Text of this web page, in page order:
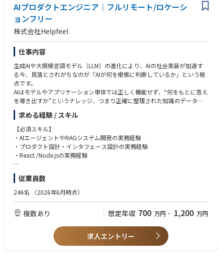
ンジニアは開発に専念できる環境です。
■ドキュメント整備のエンジニア文化形成
・まだ歴史の浅いプロダクトだからこそドキュメントが大事。
・開発の区切りごとにドキュメントを整備する時間を取るようにしていま
す。
▍技術スタック
・バックエンド：Ruby on Rails
・フロントエンド：React, Typescript
・インフラ：AWS, Terraform, Docker等
・その他：GitHub, GitLab, Slack, asana等
※ 新規プロダクト開発も計画しており、そこではこれから技術選定しま
す。
※ 上記の技術スタック全てに精通している必要はありません。
▍やりがい・魅力
◆建設業界の課題を解決し、エンジニアとしても技術力を高めながら成長
できるポジションです！
建設業界にはさまざまな課題があり、それらを解決するためには高度な技
術力が必要です。エンジニアリングマネージャーとして、これまでの経験
を活かしてお客様のニーズに合ったプロダクトを提供することで、業界全
体の問題解決に貢献できます。特に、日本有数の大企業の課題に挑戦でき
ることは、やりがいを感じる大きなポイントです！自身の技術力を活か
し、社会にインパクトを与える仕事ができるため、挑戦しがいのあるポジ
データ収集を行うため、社内・社外のユーザーとの対話を通じて要件を設
計し、信頼のある形でデータを収集する仕組みを作るデータエンジニア業
務をお任せします。
【業務内容】
・データ基盤のアーキテクチャ設計・構築・運用
・Terraform/IaCによるインフラの構成管理
・Cloud Composer（Apache Airflow）によるデータパイプラインのオー
ケストレーション設計・運用
・データパイプラインの信頼性・可観測性の向上
・データ基盤のセキュリティ・アクセス管理
・アナリティクスエンジニアと連携したデータモデリング基盤の整備
・CI/CDパイプラインの構築・改善
・データ収集の実装、エラー対応
【プロダクトの技術要素】
・フロントエンド：React, JavaScript/TypeScript
・バックエンド：Node.js, JavaScript/TypeScript, Python
・インフラ：Heroku, Google Cloud Platform, MongoDB Atlas
・開発支援：ESLint, Renovate
【データエンジニアリング環境の技術要素】
・BI：Looker Studio, Tableau
・Transform Layer：dbt, MetricFlow
・DWH: Google BigQuery
ongoDB Atlas, Google Cloud Logging
・タスク管理：GitHub Projects, GitHubのIssue
AIプロダクトエンジニア｜フルリモート/ロケーシ
ョンフリー
株式会社Helpfeel
仕事内容
生成AIや大規模言語モデル（LLM）の進化により、AIの社会実装が加速す
る今、見落とされがちなのが「AIが何を根拠に判断しているか」という視
点です。
AIはモデルやアプリケーション単体では正しく機能せず、“何をもとに答え
を導き出すか”というナレッジ、つまり正確に整理された知識のデータ基
盤が不可欠です。
Helpfeelは、この「AIナレッジデータ」を支えるAIナレッジ基盤（AIナレッ
ジデータプラットフォーム）を展開するSaaS企業です。企業や自治体、医
療機関、教育機関など企業や組織のAI活用を支える“情報インフラ”構築支
援するプロダクトの開発・提供しています。
テムを開発した弊社テクニカルフェロー・増井俊之が発明した「意図予測
検索」技術（特許取得済）をコアにしています。
現在はこの技術に加え、生成AIやナレッジ活用の進化に対応する最先端の
研究・プロダクト開発を進めており、企業のAI活用基盤としてさらなる進
化を続けています。
Helpfeelでは生成AIを活用したプロダクトの開発やAIエージェントの開発な
求める経験 / スキル
【必須スキル】
・AIエージェントやRAGシステム開発の実務経験
・プロダクト設計・インタフェース設計の実務経験
・React /Node.jsの実務経験
【歓迎スキル】
・新規プロダクトの企画・立ち上げ経験
・B2B SaaSの開発・運用経験
・Google Cloud Platformに関連する開発と運用経験
・統計処理の知識と経験
従業員数
246名 （2026年6月時点）
複数あり 想定年収 700 万円 ~ 1,200 万円
求人エントリー